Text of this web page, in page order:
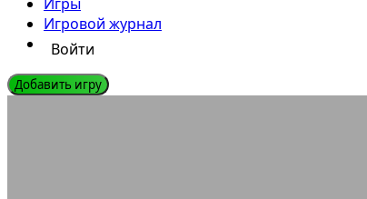
Игровой журнал
Войти
Добавить игру